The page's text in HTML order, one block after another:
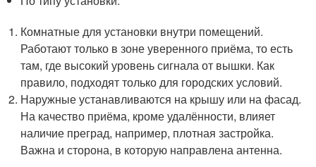
Комнатные для установки внутри помещений.
Работают только в зоне уверенного приёма, то есть
там, где высокий уровень сигнала от вышки. Как
правило, подходят только для городских условий.
Наружные устанавливаются на крышу или на фасад.
На качество приёма, кроме удалённости, влияет
наличие преград, например, плотная застройка.
Важна и сторона, в которую направлена антенна.